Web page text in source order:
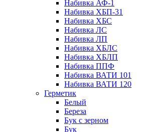
Набивка АФ-1
Набивка ХБП-31
Набивка ХБС
Набивка ЛС
Набивка ЛП
Набивка ХБЛС
Набивка ХБЛП
Набивка ППФ
Набивка ВАТИ 101
Набивка ВАТИ 120
Герметик
Белый
Береза
Бук с зерном
Бук